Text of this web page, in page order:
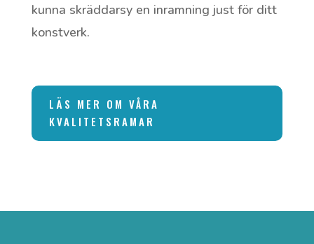
kunna skräddarsy en inramning just för ditt
konstverk.
LÄS MER OM VÅRA
KVALITETSRAMAR